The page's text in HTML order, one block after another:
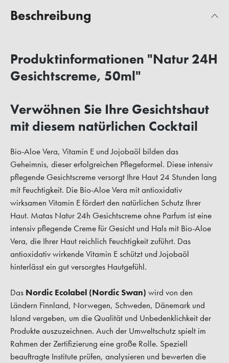
Beschreibung
Produktinformationen "Natur 24H
Gesichtscreme, 50ml"
Verwöhnen Sie Ihre Gesichtshaut
mit diesem natürlichen Cocktail
Bio-Aloe Vera, Vitamin E und Jojobaöl bilden das
Geheimnis, dieser erfolgreichen Pflegeformel. Diese intensiv
pflegende Gesichtscreme versorgt Ihre Haut 24 Stunden lang
mit Feuchtigkeit. Die Bio-Aloe Vera mit antioxidativ
wirksamen Vitamin E fördert den natürlichen Schutz Ihrer
Haut. Matas Natur 24h Gesichtscreme ohne Parfum ist eine
intensiv pflegende Creme für Gesicht und Hals mit Bio-Aloe
Vera, die Ihrer Haut reichlich Feuchtigkeit zuführt. Das
antioxidativ wirkende Vitamin E schützt und Jojobaöl
hinterlässt ein gut versorgtes Hautgefühl.
Das Nordic Ecolabel (Nordic Swan) wird von den
Ländern Finnland, Norwegen, Schweden, Dänemark und
Island vergeben, um die Qualität und Unbedenklichkeit der
Produkte auszuzeichnen. Auch der Umweltschutz spielt im
Rahmen der Zertifizierung eine große Rolle. Speziell
beauftragte Institute prüfen, analysieren und bewerten die